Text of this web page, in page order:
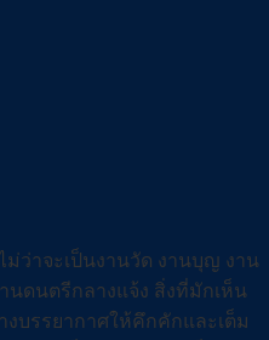
ม่ว่าจะเป็นงานวัด งานบุญ งาน
นดนตรีกลางแจ้ง สิ่งที่มักเห็น
บรรยากาศให้คึกคักและเต็ม